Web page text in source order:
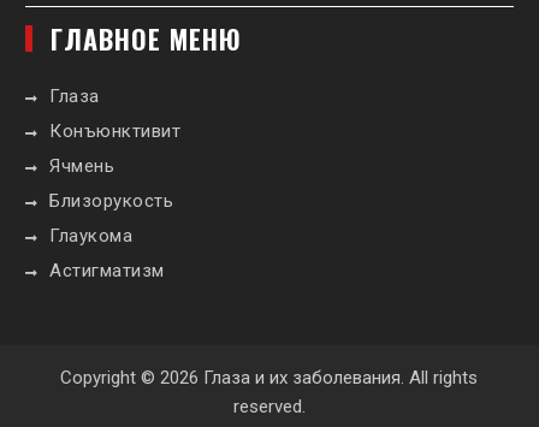
ГЛАВНОЕ МЕНЮ
Глаза
Конъюнктивит
Ячмень
Близорукость
Глаукома
Астигматизм
Copyright © 2026 Глаза и их заболевания. All rights
reserved.